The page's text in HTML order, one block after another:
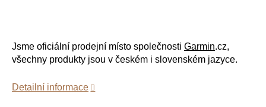
Jsme oficiální prodejní místo společnosti Garmin.cz,
všechny produkty jsou v českém i slovenském jazyce.
Detailní informace